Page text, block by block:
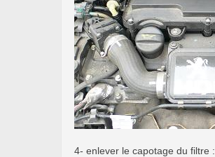
4- enlever le capotage du filtre :